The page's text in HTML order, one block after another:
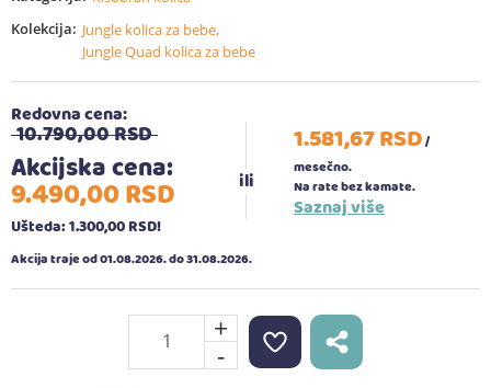
Kolekcija: Jungle kolica za bebe,
Jungle Quad kolica za bebe
Redovna cena:
10.790,00RSD
Akcijska cena:
9.490,00RSD
Ušteda: 1.300,00RSD!
1.581,67RSD/
mesečno.
Na rate bez kamate.
Saznaj više
Akcija traje od 01.08.2026. do 31.08.2026.
+
-